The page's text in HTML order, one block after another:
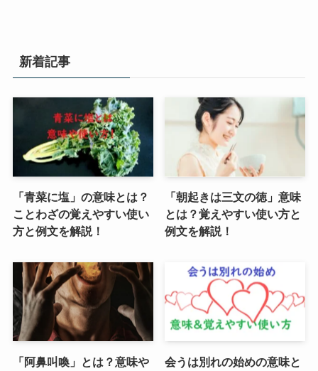
新着記事
「青菜に塩」の意味とは？
ことわざの覚えやすい使い
方と例文を解説！
「朝起きは三文の徳」意味
とは？覚えやすい使い方と
例文を解説！
「阿鼻叫喚」とは？意味や
会うは別れの始めの意味と